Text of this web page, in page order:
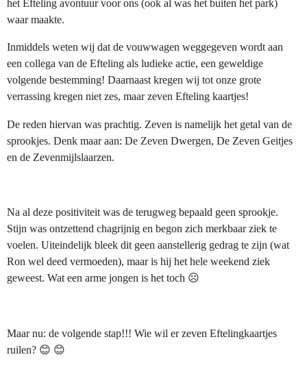
het Efteling avontuur voor ons (ook al was het buiten het park)
waar maakte.
Inmiddels weten wij dat de vouwwagen weggegeven wordt aan
een collega van de Efteling als ludieke actie, een geweldige
volgende bestemming! Daarnaast kregen wij tot onze grote
verrassing kregen niet zes, maar zeven Efteling kaartjes!
De reden hiervan was prachtig. Zeven is namelijk het getal van de
sprookjes. Denk maar aan: De Zeven Dwergen, De Zeven Geitjes
en de Zevenmijlslaarzen.
Na al deze positiviteit was de terugweg bepaald geen sprookje.
Stijn was ontzettend chagrijnig en begon zich merkbaar ziek te
voelen. Uiteindelijk bleek dit geen aanstellerig gedrag te zijn (wat
Ron wel deed vermoeden), maar is hij het hele weekend ziek
geweest. Wat een arme jongen is het toch ☹
Maar nu: de volgende stap!!! Wie wil er zeven Eftelingkaartjes
ruilen? 😊 😊